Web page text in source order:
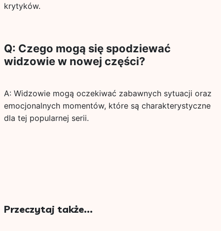
krytyków.
Q: Czego mogą się spodziewać
widzowie w nowej części?
A: Widzowie mogą oczekiwać zabawnych sytuacji oraz
emocjonalnych momentów, które są charakterystyczne
dla tej popularnej serii.
Przeczytaj także...